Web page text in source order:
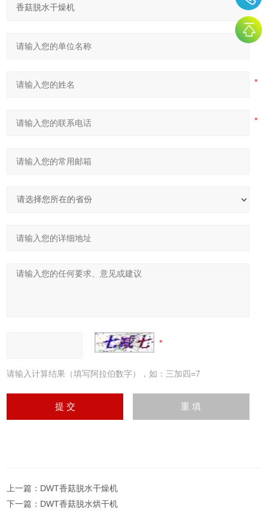
请输入计算结果（填写阿拉伯数字），如：三加四=7
上一篇： DWT香菇脱水干燥机
下一篇： DWT香菇脱水烘干机